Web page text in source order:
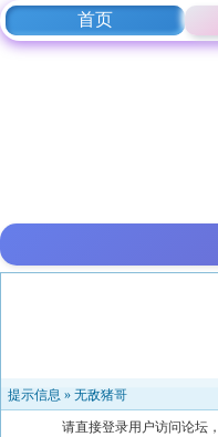
首页
提示信息 » 无敌猪哥
请直接登录用户访问论坛